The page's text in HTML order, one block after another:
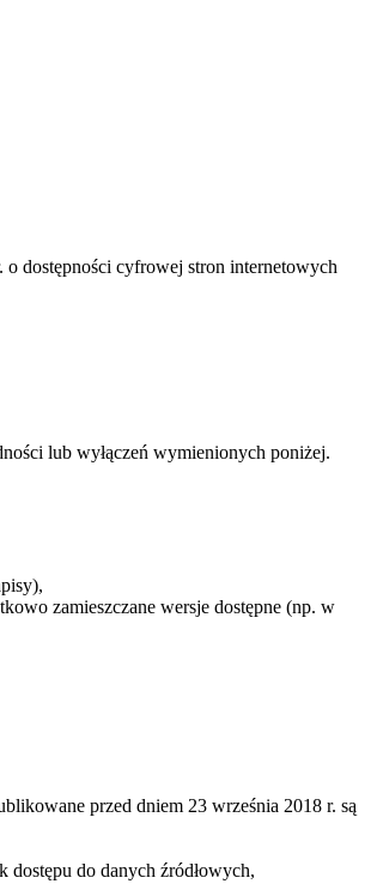
dostępności cyfrowej stron internetowych
lub wyłączeń wymienionych poniżej.
zamieszczane wersje dostępne (np. w
przed dniem 23 września 2018 r. są
do danych źródłowych,